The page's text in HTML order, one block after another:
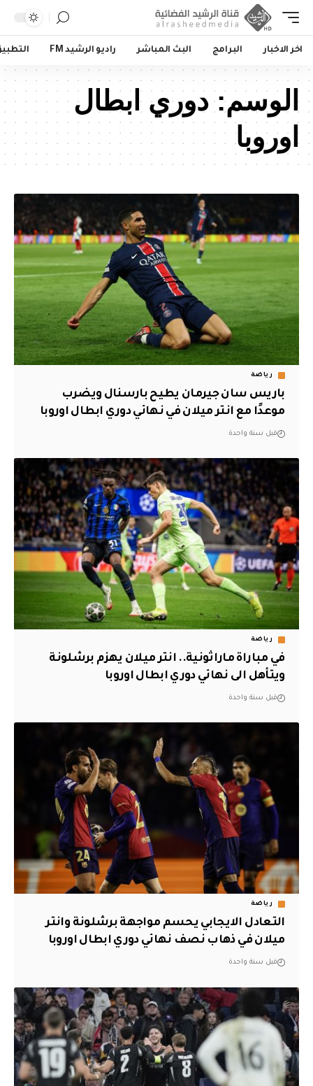
اخر الاخبار البرامج البث المباشر راديو الرشيد FM
الوسم:دوري ابطال
اوروبا
رياضة
باريس سان جيرمان يطيح بارسنال ويضرب
موعدًا مع انتر ميلان في نهائي دوري ابطال اوروبا
قبل سنة واحدة
رياضة
في مباراة ماراثونية.. انتر ميلان يهزم برشلونة
ويتأهل الى نهائي دوري ابطال اوروبا
قبل سنة واحدة
رياضة
التعادل الايجابي يحسم مواجهة برشلونة وانتر
ميلان في ذهاب نصف نهائي دوري ابطال اوروبا
قبل سنة واحدة